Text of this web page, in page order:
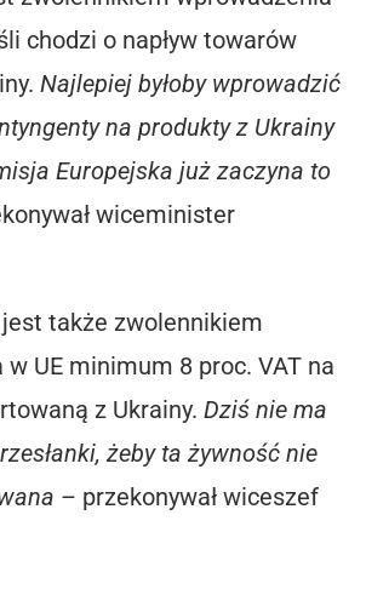
chodzi o napływ towarów
Najlepiej byłoby wprowadzić
na produkty z Ukrainy
Europejska już zaczyna to
wiceminister
jest także zwolennikiem
UE minimum 8 proc. VAT na
z Ukrainy. Dziś nie ma
żeby ta żywność nie
– przekonywał wiceszef